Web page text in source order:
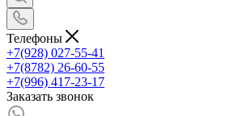
Телефоны
+7(928) 027-55-41
+7(8782) 26-60-55
+7(996) 417-23-17
Заказать звонок